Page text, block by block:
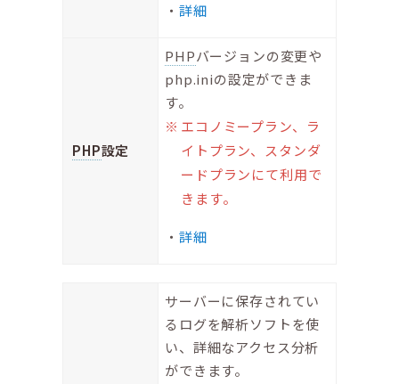
詳細
PHP設定
PHPバージョンの変更や
php.iniの設定ができま
す。
エコノミープラン、ラ
イトプラン、スタンダ
ードプランにて利用で
きます。
詳細
サーバーに保存されてい
るログを解析ソフトを使
い、詳細なアクセス分析
ができます。